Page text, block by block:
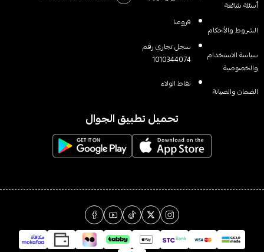
أسئلة شائعة
الشروط والأحكام
سياسة الاستخدام
والخصوصية
الضمان والصيانة
فروعنا
سجل تجاري رقم
1010344074
نقاط الولاء
تحميل تطبيق الجوال